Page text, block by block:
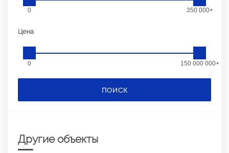
0 350 000+
Цена
0 150 000 000+
ПОИСК
Другие объекты